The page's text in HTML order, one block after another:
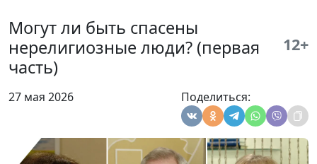
Могут ли быть спасены
нерелигиозные люди? (первая
часть)
12+
27 мая 2026 Поделиться:
удалось изменить мир
Кунцевич,
священнослужитель и
Что значит быть
Юлия Уткина, Николай
Кунцевич,
священнослужитель и
Елена Варнавская